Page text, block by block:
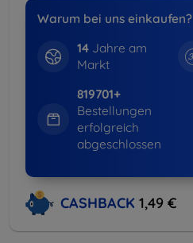
Warum bei uns einkaufen?
14Jahre am
Markt
819701+
Bestellungen
erfolgreich
abgeschlossen
CASHBACK 1,49 €